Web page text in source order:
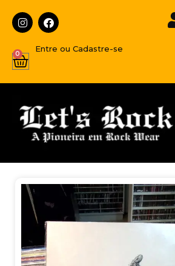
Entre ou Cadastre-se
0